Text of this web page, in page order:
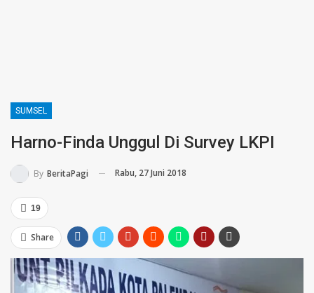
SUMSEL
Harno-Finda Unggul Di Survey LKPI
By BeritaPagi Rabu, 27 Juni 2018
19
Share